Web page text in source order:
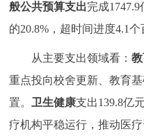
般公共预算支出完成
的20.8%，超时间进度4.1个
从主要支出领域看：
重点投向校舍更新、教育
置。 卫生健康支出139.8亿
疗机构平稳运行，推动医